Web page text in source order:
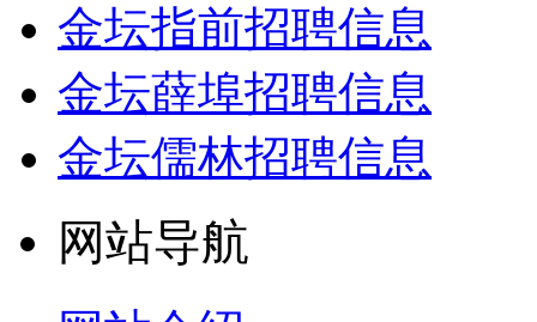
金坛指前招聘信息
金坛薛埠招聘信息
金坛儒林招聘信息
网站导航